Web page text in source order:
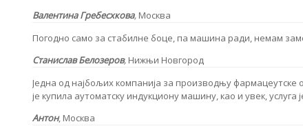
Валентина Гребесхкова, Москва
Погодно само за стабилне боце, па машина ради, немам
Станислав Белозеров, Нижњи Новгород
Једна од најбољих компанија за производњу фармацеутске
је купила аутоматску индукциону машину, као и увек, услуга
Антон, Москва